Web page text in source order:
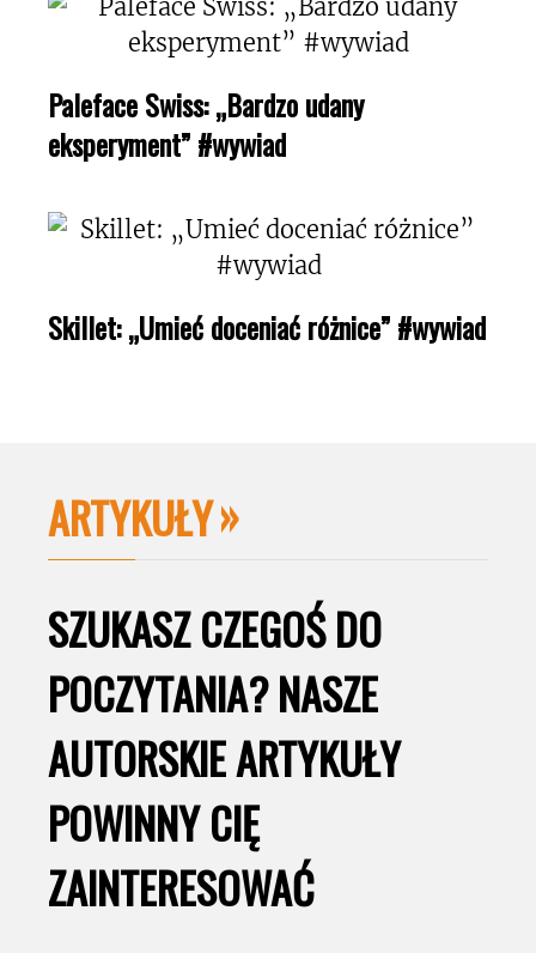
Paleface Swiss: „Bardzo udany
eksperyment” #wywiad
Skillet: „Umieć doceniać różnice” #wywiad
ARTYKUŁY
SZUKASZ CZEGOŚ DO
POCZYTANIA? NASZE
AUTORSKIE ARTYKUŁY
POWINNY CIĘ
ZAINTERESOWAĆ